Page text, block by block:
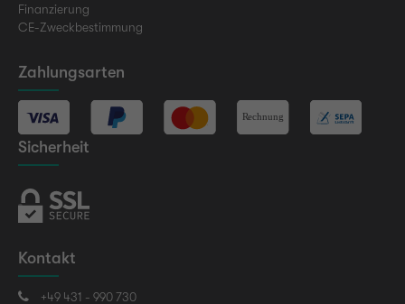
Finanzierung
CE-Zweckbestimmung
Zahlungsarten
Sicherheit
Kontakt
+49 431 - 990 730